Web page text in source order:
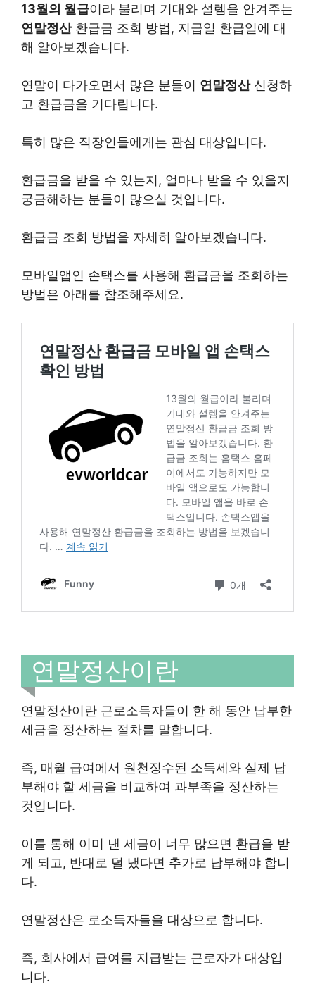
13월의 월급이라 불리며 기대와 설렘을 안겨주는
연말정산환급금 조회 방법, 지급일 환급일에 대
해 알아보겠습니다.
연말이 다가오면서 많은 분들이 연말정산신청하
고 환급금을 기다립니다.
특히 많은 직장인들에게는 관심 대상입니다.
환급금을 받을 수 있는지, 얼마나 받을 수 있을지
궁금해하는 분들이 많으실 것입니다.
환급금 조회 방법을 자세히 알아보겠습니다.
모바일앱인 손택스를 사용해 환급금을 조회하는
방법은 아래를 참조해주세요.
연말정산이란
연말정산이란 근로소득자들이 한 해 동안 납부한
세금을 정산하는 절차를 말합니다.
즉, 매월 급여에서 원천징수된 소득세와 실제 납
부해야 할 세금을 비교하여 과부족을 정산하는
것입니다.
이를 통해 이미 낸 세금이 너무 많으면 환급을 받
게 되고, 반대로 덜 냈다면 추가로 납부해야 합니
다.
연말정산은 로소득자들을 대상으로 합니다.
즉, 회사에서 급여를 지급받는 근로자가 대상입
니다.